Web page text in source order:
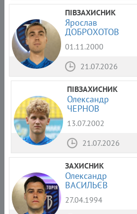
ПІВЗАХИСНИК
Ярослав
ДОБРОХОТОВ
01.11.2000
21.07.2026
ПІВЗАХИСНИК
Олександр
ЧЕРНОВ
13.07.2002
21.07.2026
ЗАХИСНИК
Олександр
ВАСИЛЬЄВ
27.04.1994